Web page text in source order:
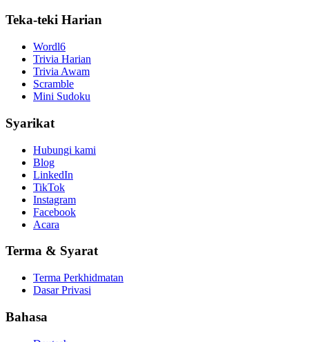
Teka-teki Harian
Wordl6
Trivia Harian
Trivia Awam
Scramble
Mini Sudoku
Syarikat
Hubungi kami
Blog
LinkedIn
TikTok
Instagram
Facebook
Acara
Terma & Syarat
Terma Perkhidmatan
Dasar Privasi
Bahasa